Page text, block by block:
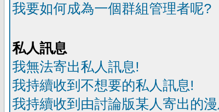
我要如何成為一個群組管理者呢?
私人訊息
我無法寄出私人訊息!
我持續收到不想要的私人訊息!
我持續收到由討論版某人寄出的